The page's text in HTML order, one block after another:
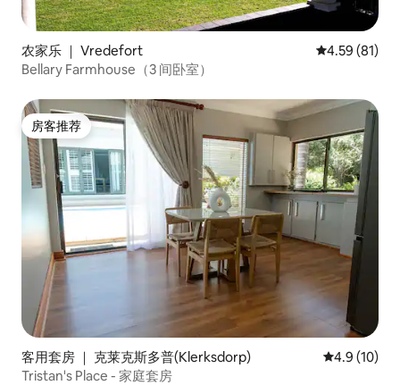
农家乐 ｜ Vredefort 平均评分
4.59 (81)
Bellary Farmhouse（3 间卧室）
房客推荐
房客推荐
客用套房 ｜ 克莱克斯多普(Klerksdorp) 平均评分
4.9 (10)
Tristan's Place - 家庭套房